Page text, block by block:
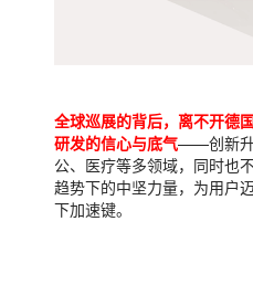
全球巡展的背后，离不开德
研发的信心与底气——创新升
公、医疗等多领域，同时也
趋势下的中坚力量，为用户
下加速键。